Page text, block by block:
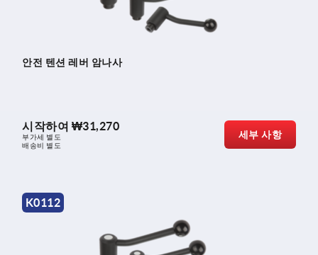
안전 텐션 레버 암나사
시작하여 ₩31,270
부가세 별도
배송비 별도
세부 사항
K0112